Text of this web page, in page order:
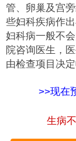
管、卵巢及宫
些妇科疾病作
妇科病一般不
院咨询医生，
由检查项目决定
>>现在
生病